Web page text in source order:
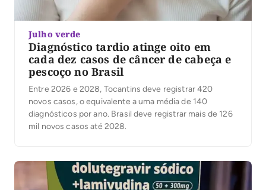
Julho verde
Diagnóstico tardio atinge oito em
cada dez casos de câncer de cabeça e
pescoço no Brasil
Entre 2026 e 2028, Tocantins deve registrar 420
novos casos, o equivalente a uma média de 140
diagnósticos por ano. Brasil deve registrar mais de 126
mil novos casos até 2028.